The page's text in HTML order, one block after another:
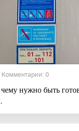
0
чему нужно быть